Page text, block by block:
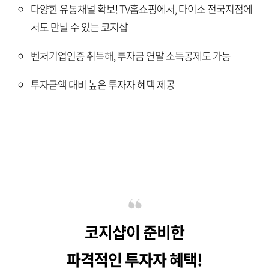
다양한 유통채널 확보! TV홈쇼핑에서, 다이소 전국지점에
서도 만날 수 있는 코지샵
벤처기업인증 취득해, 투자금 연말 소득공제도 가능
투자금액 대비 높은 투자자 혜택 제공
코지샵이 준비한
파격적인 투자자 혜택!